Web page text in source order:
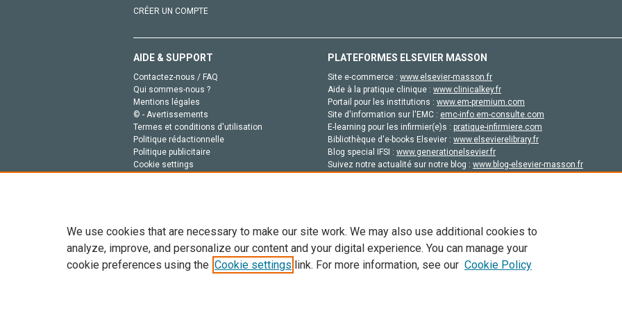
CRÉER UN COMPTE
AIDE & SUPPORT
Contactez-nous / FAQ
Qui sommes-nous ?
Mentions légales
© - Avertissements
Termes et conditions d'utilisation
Politique rédactionnelle
Politique publicitaire
Cookie settings
PLATEFORMES ELSEVIER MASSON
Site e-commerce : www.elsevier-masson.fr
Aide à la pratique clinique : www.clinicalkey.fr
Portail pour les institutions : www.em-premium.com
Site d'information sur l'EMC : emc-info.em-consulte.com
E-learning pour les infirmier(e)s : pratique-infirmiere.com
Bibliothèque d'e-books Elsevier : www.elsevierelibrary.fr
Blog special IFSI : www.generationelsevier.fr
Suivez notre actualité sur notre blog : www.blog-elsevier-masson.fr
Tout le contenu de ce site: Copyright © 2026 Elsevier, ses concédants de licence et ses contributeurs. Tout les droits sont réservés,
de données, a la formation en IA et aux technologies similaires. Pour tout contenu en libre accès, les conditions de licence
We use cookies that are necessary to make our site work. We may also use additional cookies to
analyze, improve, and personalize our content and your digital experience. You can manage your
cookie preferences using the Cookie settings link. For more information, see our Cookie Policy